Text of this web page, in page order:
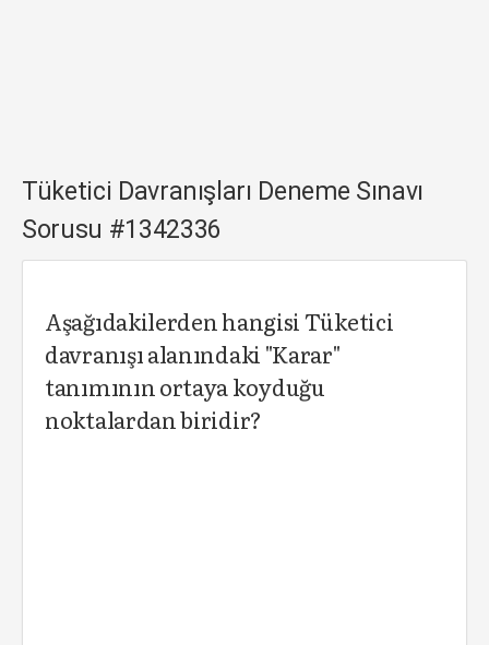
Tüketici Davranışları Deneme Sınavı
Sorusu #1342336
Aşağıdakilerden hangisi Tüketici
davranışı alanındaki "Karar"
tanımının ortaya koyduğu
noktalardan biridir?